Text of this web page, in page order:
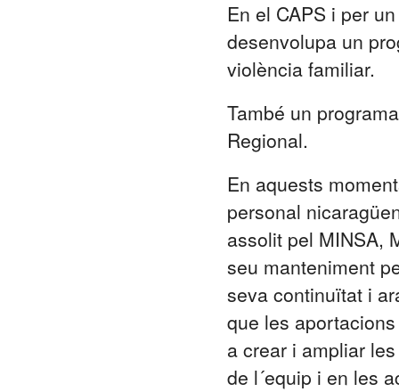
En el CAPS i per
desenvolupa un
violència familiar.
També un
Regional.
En aquests
personal
assolit pel MINSA,
seu manteniment
seva continuïtat i
que les
a crear i ampliar
de l´equip i en les